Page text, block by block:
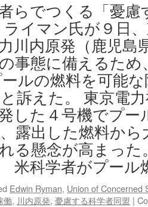
らでつくる「憂慮
イマン氏が９日
川内原発（鹿児島
事態に備えるた
ルの燃料を可能
訴えた。 東京電
した４号機でプ
露出した燃料か
る懸念が高まった
米科学者がプール
Edwin Ryman, Union of Concerned
働, 川内原発, 憂慮する科学者同盟 |